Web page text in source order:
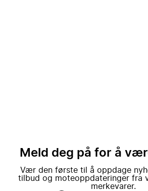
Meld deg på for å
Vær den første til å oppdage
tilbud og moteoppdateringer fra
merkevarer.